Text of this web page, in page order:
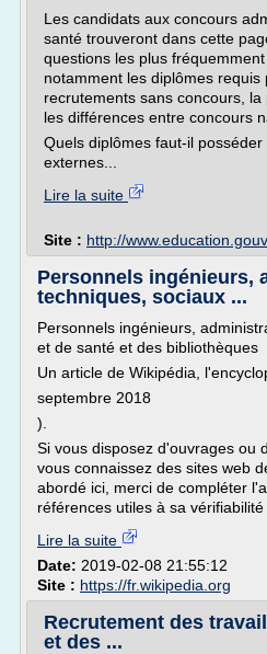
Les candidats aux concours
santé trouveront dans cette
questions les plus
notamment les diplômes requis
recrutements sans concours, la
les différences entre concours
Quels diplômes faut-il
externes...
Lire la suite
Site : http://
Personnels ingénieurs,
techniques, sociaux ...
Personnels ingénieurs,
et de santé et des bibliothèques
Un article de Wikipédia,
septembre 2018
).
Si vous disposez d'ouvrages ou
vous connaissez des sites web
abordé ici, merci de compléter
références utiles à sa vérifiabilité
Lire la suite
Date: 2019-02-08 21:55:12
Site : https://fr.wikipedia.org
Recrutement des
et des ...